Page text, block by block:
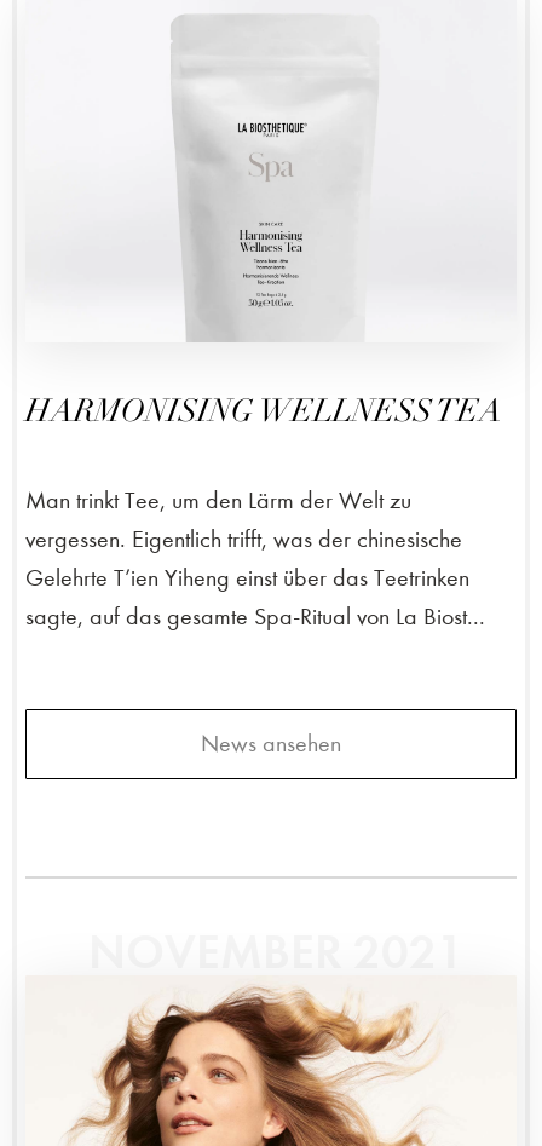
HARMONISING WELLNESS TEA
Man trinkt Tee, um den Lärm der Welt zu
vergessen. Eigentlich trifft, was der chinesische
Gelehrte T’ien Yiheng einst über das Teetrinken
sagte, auf das gesamte Spa-Ritual von La Biost...
News ansehen